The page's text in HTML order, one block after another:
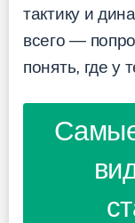
тактику и
всего —
понять, где у